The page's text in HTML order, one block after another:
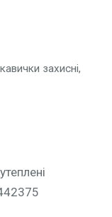
захисні,